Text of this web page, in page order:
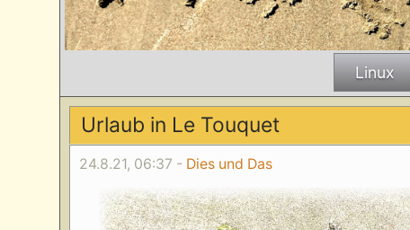
Linux
Urlaub in Le Touquet
24.8.21, 06:37 - Dies und Das